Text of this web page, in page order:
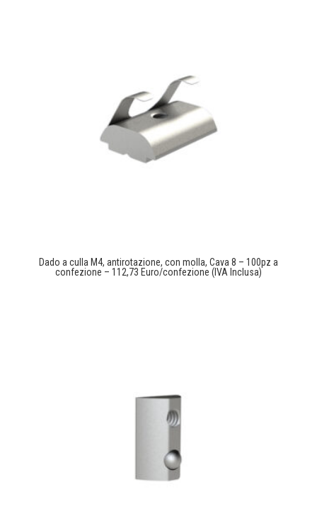
Dado a culla M4, antirotazione, con molla, Cava 8 – 100pz a
confezione – 112,73 Euro/confezione (IVA Inclusa)